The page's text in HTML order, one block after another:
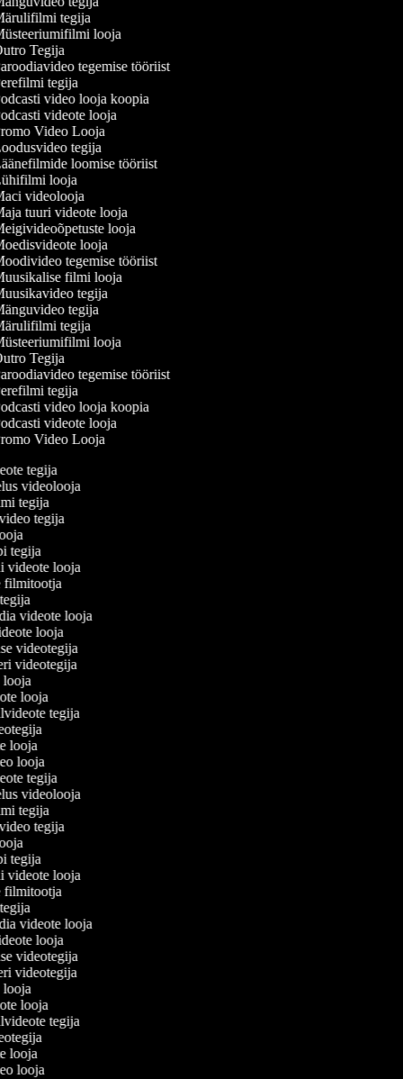
tegija
looja
Tegija
tegemise tööriist
tegija
video looja koopia
videote looja
Video Looja
tegija
loomise tööriist
looja
videolooja
tuuri videote looja
looja
looja
tegemise tööriist
filmi looja
tegija
tegija
tegija
looja
Tegija
tegemise tööriist
tegija
video looja koopia
videote looja
Video Looja
tegija
videolooja
tegija
tegija
tegija
videote looja
filmitootja
videote looja
looja
videotegija
videotegija
looja
looja
tegija
looja
looja
tegija
videolooja
tegija
tegija
tegija
videote looja
filmitootja
videote looja
looja
videotegija
videotegija
looja
looja
tegija
looja
looja